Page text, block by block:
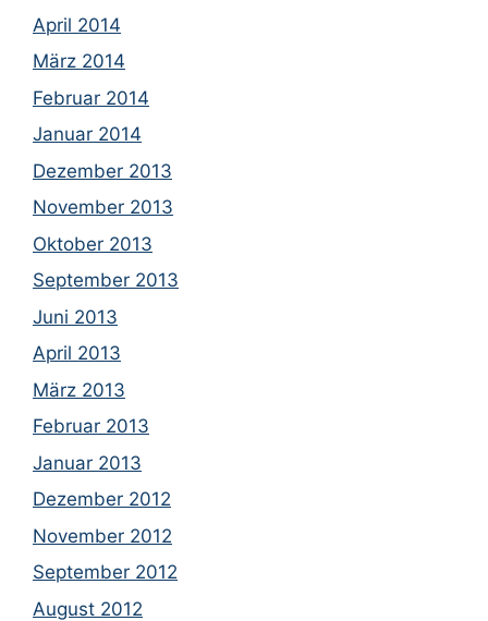
April 2014
März 2014
Februar 2014
Januar 2014
Dezember 2013
November 2013
Oktober 2013
September 2013
Juni 2013
April 2013
März 2013
Februar 2013
Januar 2013
Dezember 2012
November 2012
September 2012
August 2012